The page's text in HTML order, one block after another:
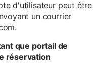
d'utilisateur peut être
un courrier
que portail de
réservation